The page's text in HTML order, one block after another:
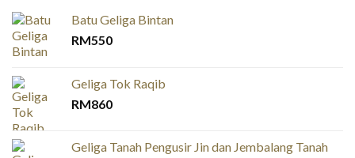
Batu Geliga Bintan
RM550
Geliga Tok Raqib
RM860
Geliga Tanah Pengusir Jin dan Jembalang Tanah